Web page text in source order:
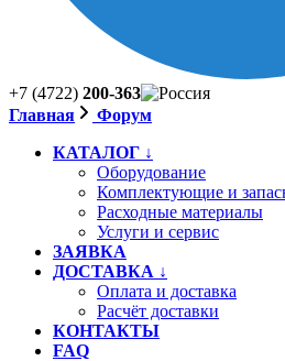
+7 (4722) 200-363
Главная
Форум
КАТАЛОГ ↓
Оборудование
Комплектующие и
Расходные материалы
Услуги и сервис
ЗАЯВКА
ДОСТАВКА ↓
Оплата и доставка
Расчёт доставки
КОНТАКТЫ
FAQ